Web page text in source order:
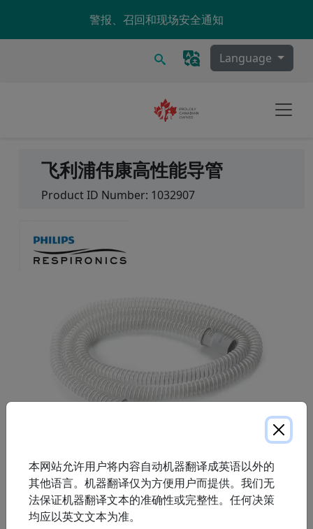
警报、召回和现场安全通知
搜索 Language
飞利浦伟康高性能导管
Product ID Number: 1032907
比标准管路轻20%，更灵活。这款管路兼容大多数CPAP呼吸
机，是夜间活动频繁用户的理想选择。长度6英尺。
本网站允许用户将内容自动机器翻译成英语以外的
其他语言。机器翻译仅为方便用户而提供。我们无
法保证机器翻译文本的准确性或完整性。任何决策
均应以英文文本为准。